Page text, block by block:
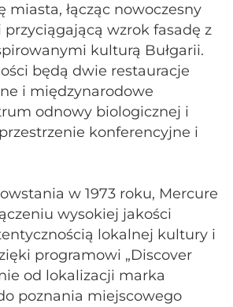
miasta, łącząc nowoczesny
wzrok fasadę z
kulturą Bułgarii.
będą dwie restauracje
i międzynarodowe
odnowy biologicznej i
konferencyjne i
w 1973 roku, Mercure
wysokiej jakości
lokalnej kultury i
programowi „Discover
od lokalizacji marka
poznania miejscowego